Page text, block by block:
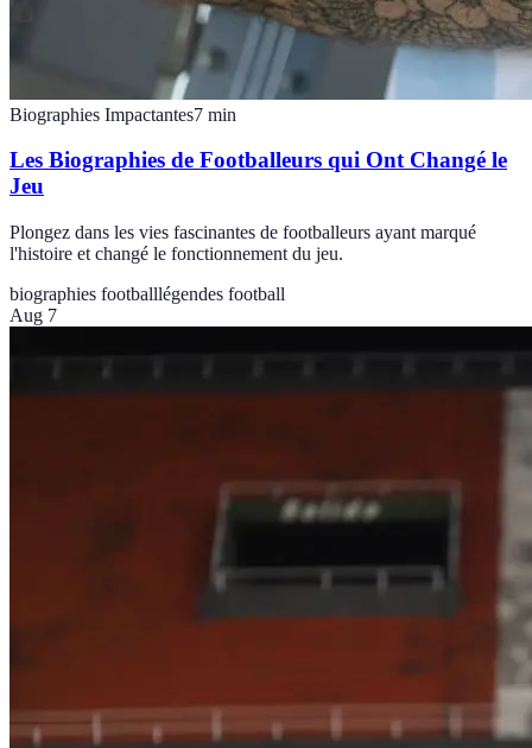
Biographies Impactantes7 min
Les Biographies de Footballeurs qui Ont Changé le
Jeu
Plongez dans les vies fascinantes de footballeurs ayant marqué
l'histoire et changé le fonctionnement du jeu.
biographies footballlégendes football
Aug 7